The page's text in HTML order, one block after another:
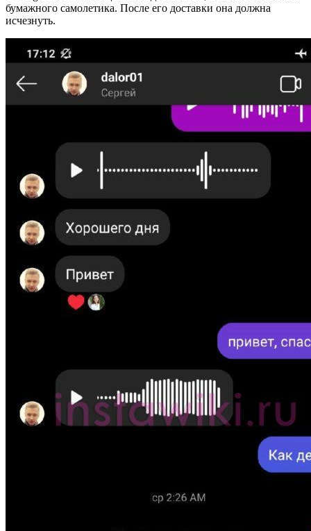
бумажного самолетика. После его доставки она должна
исчезнуть.